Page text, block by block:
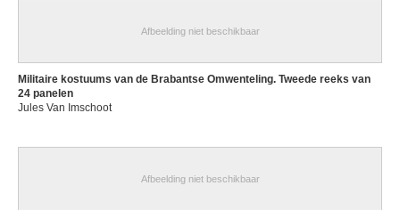
Afbeelding niet beschikbaar
Militaire kostuums van de Brabantse Omwenteling. Tweede reeks van
24 panelen
Jules Van Imschoot
Afbeelding niet beschikbaar